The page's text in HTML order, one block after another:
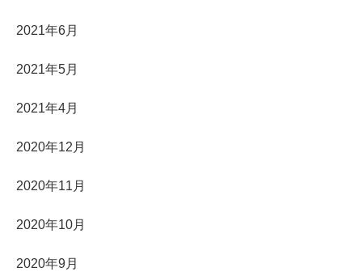
2021年6月
2021年5月
2021年4月
2020年12月
2020年11月
2020年10月
2020年9月